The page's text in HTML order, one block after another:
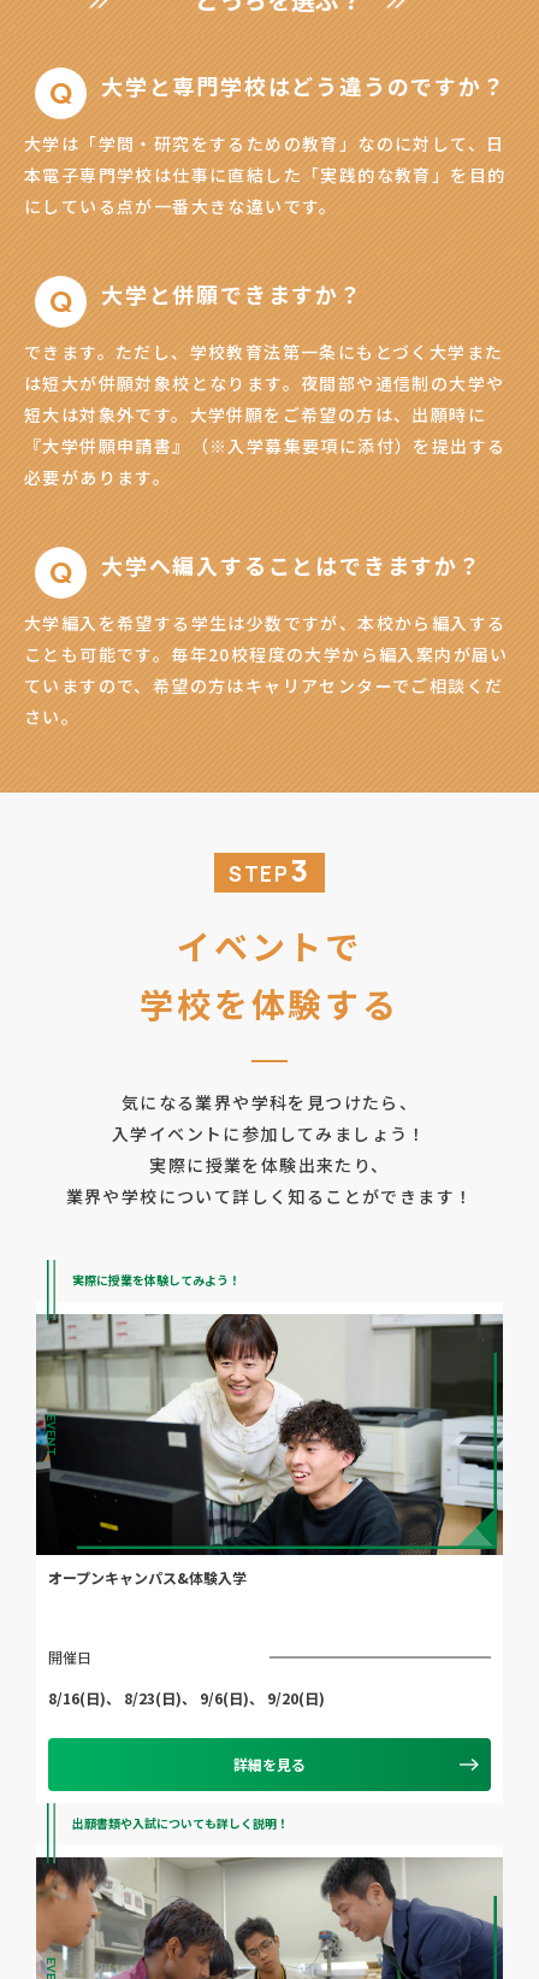
大学と専門学校はどう違うのですか？
大学は「学問・研究をするための教育」なのに対して、日
本電子専門学校は仕事に直結した「実践的な教育」を目的
にしている点が一番大きな違いです。
大学と併願できますか？
できます。ただし、学校教育法第一条にもとづく大学また
は短大が併願対象校となります。夜間部や通信制の大学や
短大は対象外です。大学併願をご希望の方は、出願時に
『大学併願申請書』（※入学募集要項に添付）を提出する
必要があります。
大学へ編入することはできますか？
大学編入を希望する学生は少数ですが、本校から編入する
ことも可能です。毎年20校程度の大学から編入案内が届い
ていますので、希望の方はキャリアセンターでご相談くだ
さい。
STEP3
イベントで
学校を体験する
気になる業界や学科を見つけたら、
入学イベントに参加してみましょう！
実際に授業を体験出来たり、
業界や学校について詳しく知ることができます！
実際に授業を体験してみよう！
EVENT
オープンキャンパス&体験入学
開催日
8/16(日)、 8/23(日)、 9/6(日)、 9/20(日)
詳細を見る
出願書類や入試についても詳しく説明！